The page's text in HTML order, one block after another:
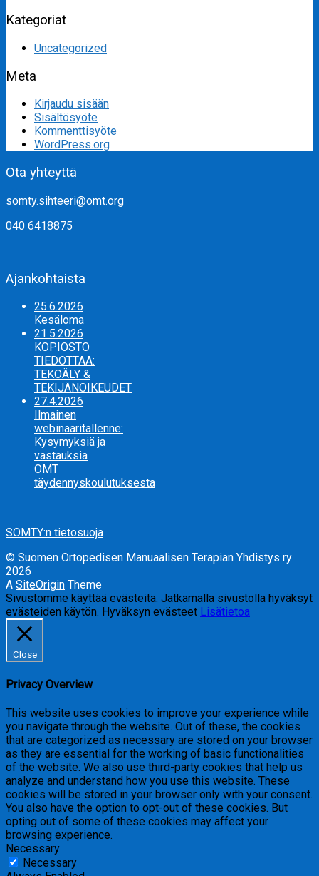
Kategoriat
Uncategorized
Meta
Kirjaudu sisään
Sisältösyöte
Kommenttisyöte
WordPress.org
Ota yhteyttä
somty.sihteeri@omt.org
040 6418875
Ajankohtaista
25.6.2026
Kesäloma
21.5.2026
KOPIOSTO
TIEDOTTAA:
TEKOÄLY &
TEKIJÄNOIKEUDET
27.4.2026
Ilmainen
webinaaritallenne:
Kysymyksiä ja
vastauksia
OMT
täydennyskoulutuksesta
SOMTY:n tietosuoja
© Suomen Ortopedisen Manuaalisen Terapian Yhdistys ry
2026
A SiteOrigin Theme
Sivustomme käyttää evästeitä. Jatkamalla sivustolla hyväksyt
evästeiden käytön. Hyväksyn evästeet Lisätietoa
Close
Privacy Overview
This website uses cookies to improve your experience while
you navigate through the website. Out of these, the cookies
that are categorized as necessary are stored on your browser
as they are essential for the working of basic functionalities
of the website. We also use third-party cookies that help us
analyze and understand how you use this website. These
cookies will be stored in your browser only with your consent.
You also have the option to opt-out of these cookies. But
opting out of some of these cookies may affect your
browsing experience.
Necessary
Necessary